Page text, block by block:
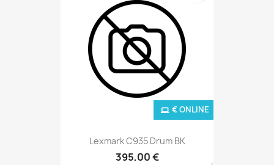
Lexmark C935 Drum BK
395,00 €
€ ONLINE